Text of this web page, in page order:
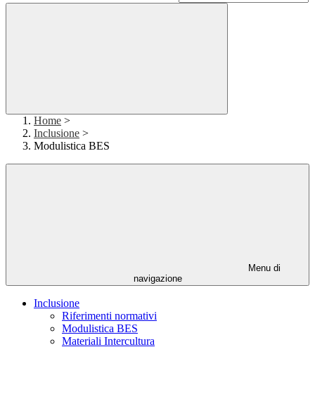
Home >
Inclusione >
Modulistica BES
Menu di
navigazione
Inclusione
Riferimenti normativi
Modulistica BES
Materiali Intercultura